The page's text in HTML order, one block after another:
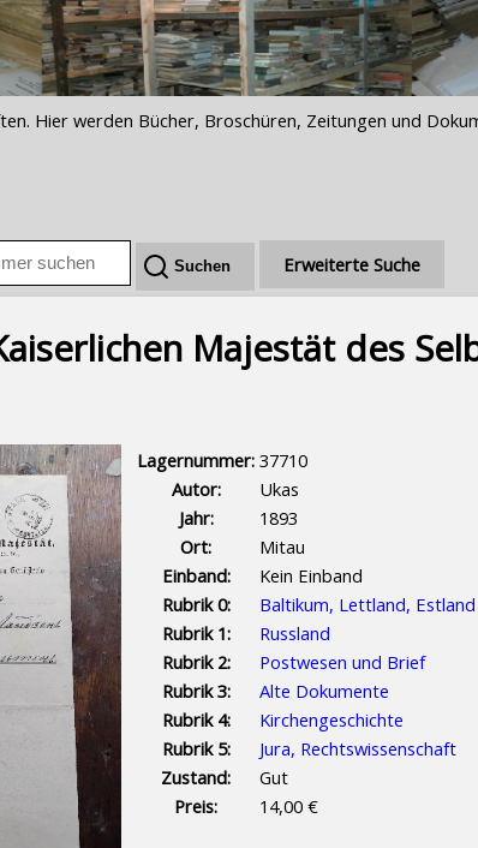
Hier werden Bücher, Broschüren, Zeitungen und
Erweiterte Suche
Majestät des
Lagernummer: 37710
Autor:
Ukas
Jahr:
1893
Ort:
Mitau
Einband:
Kein Einband
Rubrik 0:
Baltikum, Lettland, Estland
Rubrik 1:
Russland
Rubrik 2:
Postwesen und Brief
Rubrik 3:
Alte Dokumente
Rubrik 4:
Kirchengeschichte
Rubrik 5:
Jura, Rechtswissenschaft
Zustand:
Gut
Preis:
14,00 €